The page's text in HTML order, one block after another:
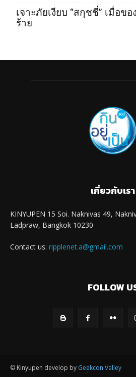
เจาะภัยเงียบ “สกุชชี่” เมื่อข
ร้าย
เกี่ยวกับเรา
KINYUPEN 15 Soi. Naknivas 49,
Ladpraw, Bangkok 10230
Contact us: ripplenet.a@gmail.com
FOLLOW
© Kinyupen develop by Geekcon Valley